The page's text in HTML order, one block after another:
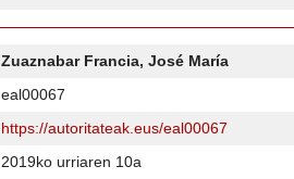
Zuaznabar Francia, José María
eal00067
https://autoritateak.eus/eal00067
2019ko urriaren 10a